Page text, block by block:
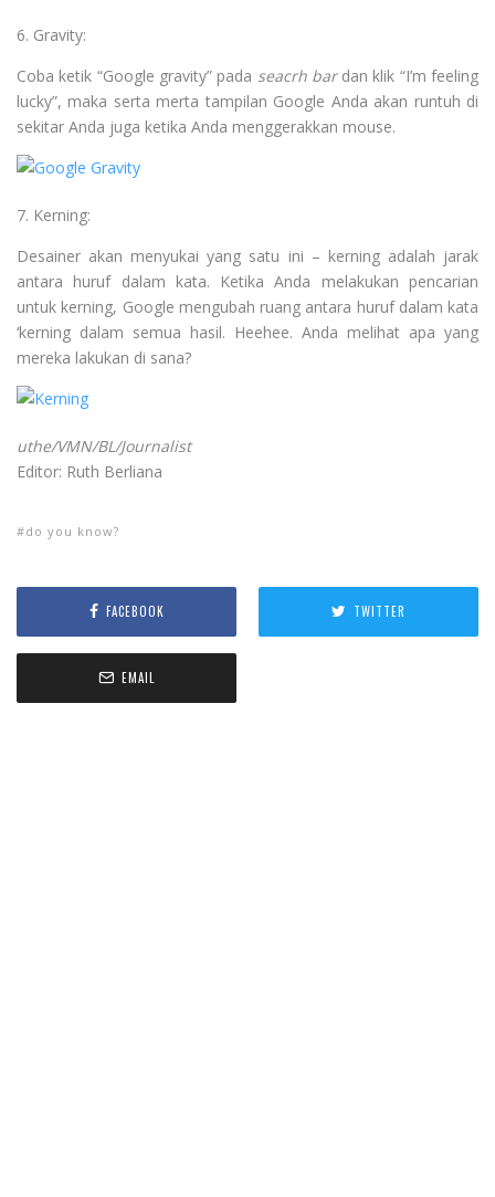
6. Gravity:
Coba ketik “Google gravity” pada seacrh bardan klik “I’m feeling
lucky”, maka serta merta tampilan Google Anda akan runtuh di
sekitar Anda juga ketika Anda menggerakkan mouse.
7. Kerning:
Desainer akan menyukai yang satu ini – kerning adalah jarak
antara huruf dalam kata. Ketika Anda melakukan pencarian
untuk kerning, Google mengubah ruang antara huruf dalam kata
‘kerning dalam semua hasil. Heehee. Anda melihat apa yang
mereka lakukan di sana?
uthe/VMN/BL/Journalist
Editor: Ruth Berliana
do you know?
FACEBOOK TWITTER
EMAIL